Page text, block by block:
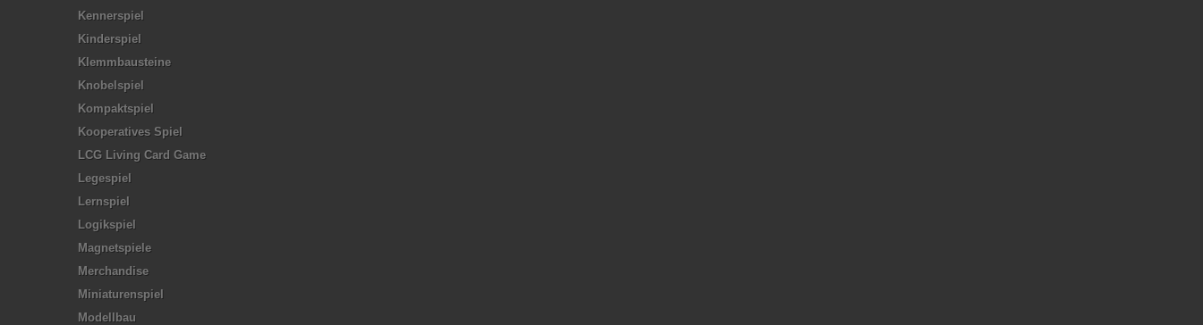
Kennerspiel
Kinderspiel
Klemmbausteine
Knobelspiel
Kompaktspiel
Kooperatives Spiel
LCG Living Card Game
Legespiel
Lernspiel
Logikspiel
Magnetspiele
Merchandise
Miniaturenspiel
Modellbau